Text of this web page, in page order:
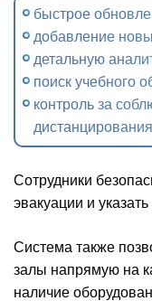
быстрое
добавление
детальную
поиск учебного
контроль за
Сотрудники
эвакуации и
Система также
залы напрямую на
наличие